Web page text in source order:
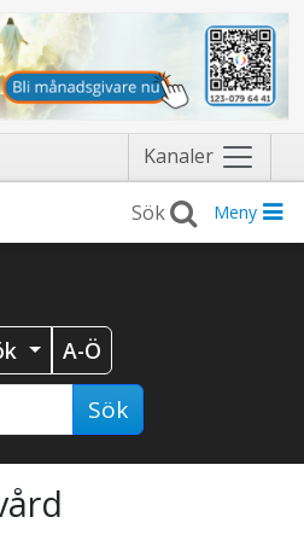
Kanaler Näytä
valikko
Meny
A-Ö
Sök